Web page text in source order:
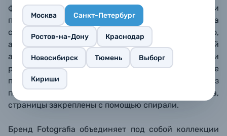
Москва Санкт-Петербург
Ростов-на-Дону Краснодар
Новосибирск Тюмень Выборг
Кириши
фотографий из отпуска или
путешествия. Поднимите пленку, разместите на
странице фотографии и положите пленку обратно,
аккуратно разгладив пузырьки воздуха. Магнитный
альбом позволяет быстро размещать фотографии
разных форматов, а также менять их расположение
при необходимости. Обложка альбома твердая, из
плотного ламинированного картона,
страницы закреплены с помощью спирали.
Бренд Fotografia объединяет под собой коллекции